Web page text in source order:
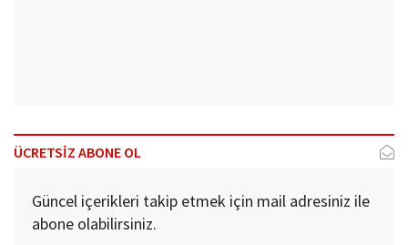
ÜCRETSİZ ABONE OL
Güncel içerikleri takip etmek için mail adresiniz ile
abone olabilirsiniz.